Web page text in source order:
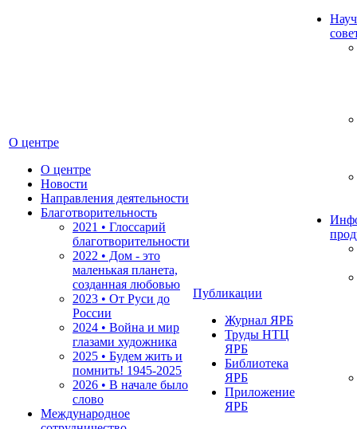
О центре
О центре
Новости
Направления деятельности
Благотворительность
2021 • Глоссарий
благотворительности
2022 • Дом - это
маленькая планета,
созданная любовью
2023 • От Руси до
России
2024 • Война и мир
глазами художника
2025 • Будем жить и
помнить! 1945-2025
2026 • В начале было
слово
Международное
Публикации
Журнал ЯРБ
Труды НТЦ
ЯРБ
Библиотека
ЯРБ
Приложение
ЯРБ